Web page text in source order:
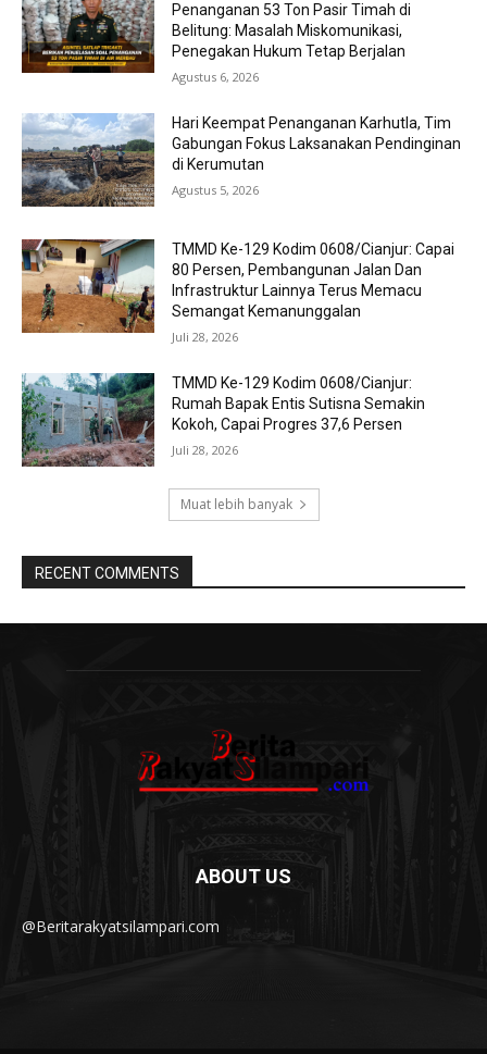
Penanganan 53 Ton Pasir Timah di
Belitung: Masalah Miskomunikasi,
Penegakan Hukum Tetap Berjalan
Agustus 6, 2026
Hari Keempat Penanganan Karhutla, Tim
Gabungan Fokus Laksanakan Pendinginan
di Kerumutan
Agustus 5, 2026
TMMD Ke-129 Kodim 0608/Cianjur: Capai
80 Persen, Pembangunan Jalan Dan
Infrastruktur Lainnya Terus Memacu
Semangat Kemanunggalan
Juli 28, 2026
TMMD Ke-129 Kodim 0608/Cianjur:
Rumah Bapak Entis Sutisna Semakin
Kokoh, Capai Progres 37,6 Persen
Juli 28, 2026
Muat lebih banyak
RECENT COMMENTS
ABOUT US
@Beritarakyatsilampari.com